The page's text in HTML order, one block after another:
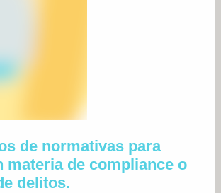
de normativas para
materia de compliance o
delitos.